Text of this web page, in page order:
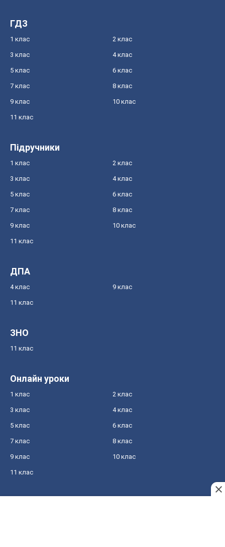
ГДЗ
1 клас 2 клас
3 клас 4 клас
5 клас 6 клас
7 клас 8 клас
9 клас 10 клас
11 клас
Підручники
1 клас 2 клас
3 клас 4 клас
5 клас 6 клас
7 клас 8 клас
9 клас 10 клас
11 клас
ДПА
4 клас 9 клас
11 клас
ЗНО
11 клас
Онлайн уроки
1 клас 2 клас
3 клас 4 клас
5 клас 6 клас
7 клас 8 клас
9 клас 10 клас
11 клас